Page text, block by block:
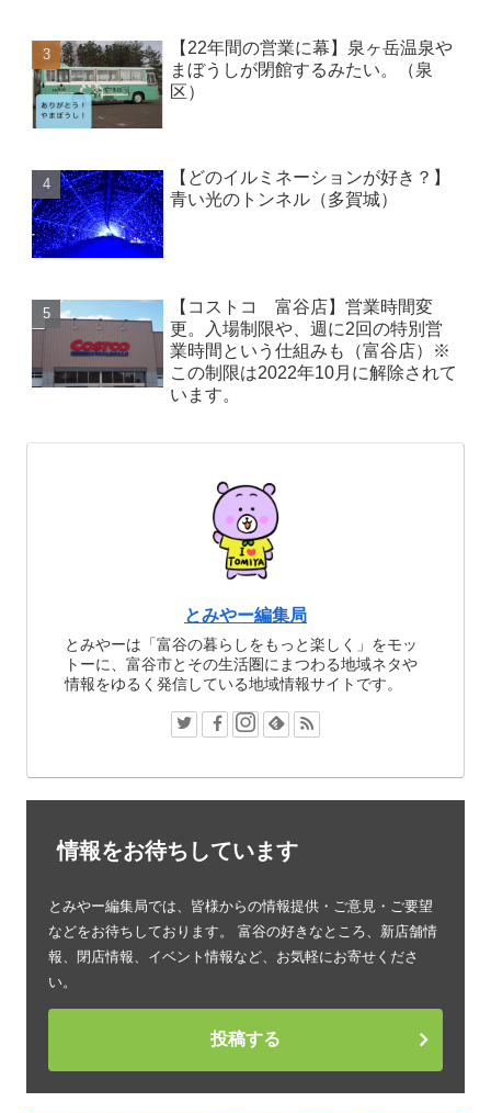
【22年間の営業に幕】泉ヶ岳温泉や
まぼうしが閉館するみたい。（泉
区）
【どのイルミネーションが好き？】
青い光のトンネル（多賀城）
【コストコ 富谷店】営業時間変
更。入場制限や、週に2回の特別営
業時間という仕組みも（富谷店）※
この制限は2022年10月に解除されて
います。
とみやー編集局
とみやーは「富谷の暮らしをもっと楽しく」をモッ
トーに、富谷市とその生活圏にまつわる地域ネタや
情報をゆるく発信している地域情報サイトです。
情報をお待ちしています
とみやー編集局では、皆様からの情報提供・ご意見・ご要望
などをお待ちしております。 富谷の好きなところ、新店舗情
報、閉店情報、イベント情報など、お気軽にお寄せくださ
い。
投稿する